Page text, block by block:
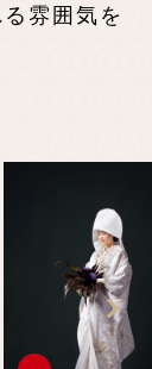
雰囲気を